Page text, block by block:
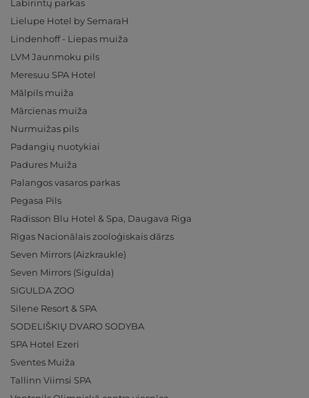
Labirintų parkas
Lielupe Hotel by SemaraH
Lindenhoff - Liepas muiža
LVM Jaunmoku pils
Meresuu SPA Hotel
Mālpils muiža
Mārcienas muiža
Nurmuižas pils
Padangių nuotykiai
Padures Muiža
Palangos vasaros parkas
Pegasa Pils
Radisson Blu Hotel & Spa, Daugava Riga
Rīgas Nacionālais zooloģiskais dārzs
Seven Mirrors (Aizkraukle)
Seven Mirrors (Sigulda)
SIGULDA ZOO
Silene Resort & SPA
SODELIŠKIŲ DVARO SODYBA
SPA Hotel Ezeri
Sventes Muiža
Tallinn Viimsi SPA